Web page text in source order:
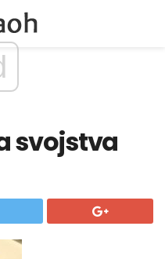
svojstva